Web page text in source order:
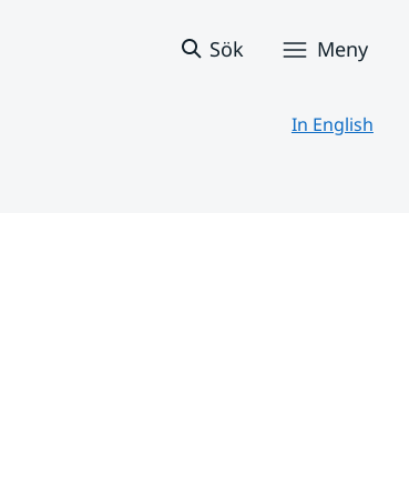
Sök Meny
In English